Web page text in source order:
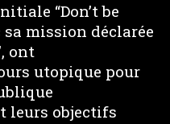
“Don’t be
sa mission déclarée
ont
utopique pour
leurs objectifs